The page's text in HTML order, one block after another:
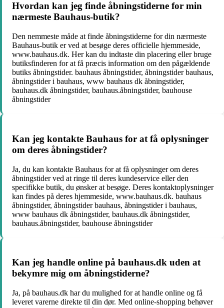
Hvordan kan jeg finde åbningstiderne for min
nærmeste Bauhaus-butik?
Den nemmeste måde at finde åbningstiderne for din nærmeste
Bauhaus-butik er ved at besøge deres officielle hjemmeside,
www.bauhaus.dk. Her kan du indtaste din placering eller bruge
butiksfinderen for at få præcis information om den pågældende
butiks åbningstider. bauhaus åbningstider, åbningstider bauhaus,
åbningstider i bauhaus, www bauhaus dk åbningstider,
bauhaus.dk åbningstider, bauhaus.åbningstider, bauhouse
åbningstider
Kan jeg kontakte Bauhaus for at få oplysninger
om deres åbningstider?
Ja, du kan kontakte Bauhaus for at få oplysninger om deres
åbningstider ved at ringe til deres kundeservice eller den
specifikke butik, du ønsker at besøge. Deres kontaktoplysninger
kan findes på deres hjemmeside, www.bauhaus.dk. bauhaus
åbningstider, åbningstider bauhaus, åbningstider i bauhaus,
www bauhaus dk åbningstider, bauhaus.dk åbningstider,
bauhaus.åbningstider, bauhouse åbningstider
Kan jeg handle online på bauhaus.dk uden at
bekymre mig om åbningstiderne?
Ja, på bauhaus.dk har du mulighed for at handle online og få
leveret varerne direkte til din dør. Med online-shopping behøver